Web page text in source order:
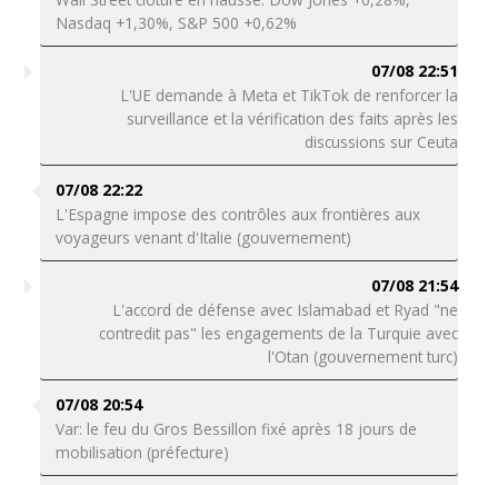
Nasdaq +1,30%, S&P 500 +0,62%
07/08 22:51
L'UE demande à Meta et TikTok de renforcer la
surveillance et la vérification des faits après les
discussions sur Ceuta
07/08 22:22
L'Espagne impose des contrôles aux frontières aux
voyageurs venant d'Italie (gouvernement)
07/08 21:54
L'accord de défense avec Islamabad et Ryad "ne
contredit pas" les engagements de la Turquie avec
l'Otan (gouvernement turc)
07/08 20:54
Var: le feu du Gros Bessillon fixé après 18 jours de
mobilisation (préfecture)